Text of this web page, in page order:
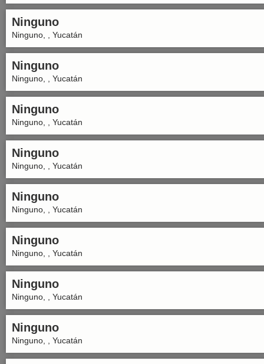
Ninguno
Ninguno, , Yucatán
Ninguno
Ninguno, , Yucatán
Ninguno
Ninguno, , Yucatán
Ninguno
Ninguno, , Yucatán
Ninguno
Ninguno, , Yucatán
Ninguno
Ninguno, , Yucatán
Ninguno
Ninguno, , Yucatán
Ninguno
Ninguno, , Yucatán